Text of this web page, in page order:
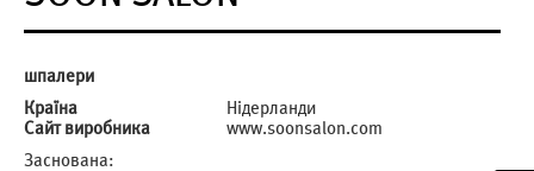
шпалери
Країна
Нідерланди
Сайт виробника
www.soonsalon.com
Заснована: